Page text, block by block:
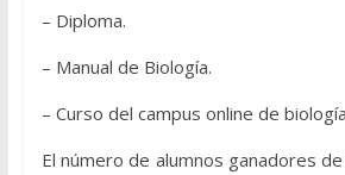
– Diploma.
– Manual de Biología.
– Curso del campus online de
El número de alumnos ganadores